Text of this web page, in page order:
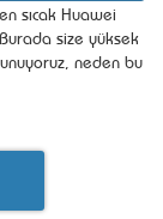
sıcak Huawei
size yüksek
neden bu